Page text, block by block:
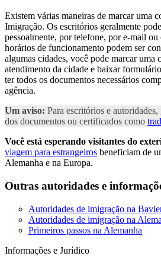
Existem várias maneiras de marcar uma
Imigração. Os escritórios geralmente
pessoalmente, por telefone, por e-mail
horários de funcionamento podem ser
algumas cidades, você pode marcar uma
atendimento da cidade e baixar
ter todos os documentos necessários
agência.
Um aviso: Para escritórios e
dos documentos ou certificados como
Você está esperando visitantes do
viagem para estrangeiros beneficiam de
Alemanha e na Europa.
Outras autoridades e
Autoridades de imigração na
Autoridades de imigração na
Primeiros passos na Alemanha
Informações e Jurídico